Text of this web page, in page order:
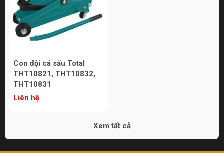
Con đội cá sấu Total
THT10821, THT10832,
THT10831
Liên hệ
Xem tất cả